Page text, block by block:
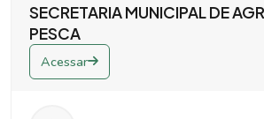
SECRETARIA MUNICIPAL DE
PESCA
Acessar